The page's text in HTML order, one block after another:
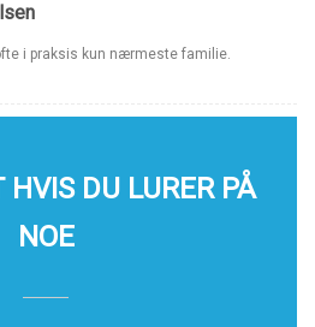
i praksis kun nærmeste familie.
DU LURER PÅ
NOE